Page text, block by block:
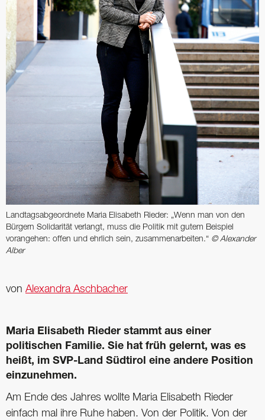
Landtagsabgeordnete Maria Elisabeth Rieder: „Wenn man von den
Bürgern Solidarität verlangt, muss die Politik mit gutem Beispiel
vorangehen: offen und ehrlich sein, zusammenarbeiten.“ © Alexander
Alber
von Alexandra Aschbacher
Maria Elisabeth Rieder stammt aus einer
politischen Familie. Sie hat früh gelernt, was es
heißt, im SVP-Land Südtirol eine andere Position
einzunehmen.
Am Ende des Jahres wollte Maria Elisabeth Rieder
einfach mal ihre Ruhe haben. Von der Politik. Von der